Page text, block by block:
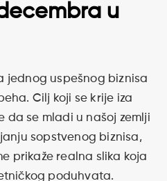
u
jednog uspešnog biznisa
Cilj koji se krije iza
da se mladi u našoj zemlji
sopstvenog biznisa,
prikaže realna slika koja
poduhvata.